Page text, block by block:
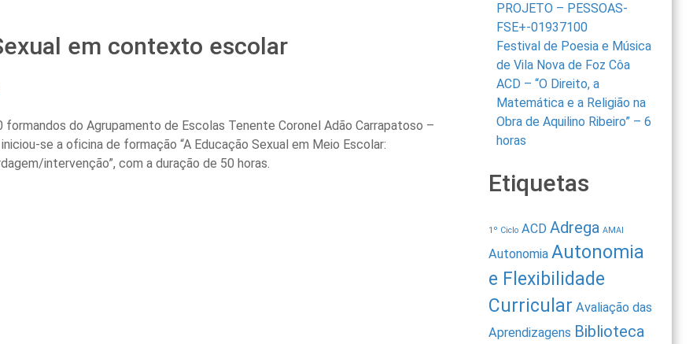
em contexto escolar
formandos do Agrupamento de Escolas Tenente Coronel Adão Carrapatoso –
se a oficina de formação “A Educação Sexual em Meio Escolar:
intervenção”, com a duração de 50 horas.
PROJETO – PESSOAS-
FSE+-01937100
Festival de Poesia e Música
de Vila Nova de Foz Côa
ACD – “O Direito, a
Matemática e a Religião na
Obra de Aquilino Ribeiro” – 6
horas
Etiquetas
1º Ciclo ACD Adrega AMAI
Autonomia Autonomia
e Flexibilidade
Curricular Avaliação das
Aprendizagens Biblioteca